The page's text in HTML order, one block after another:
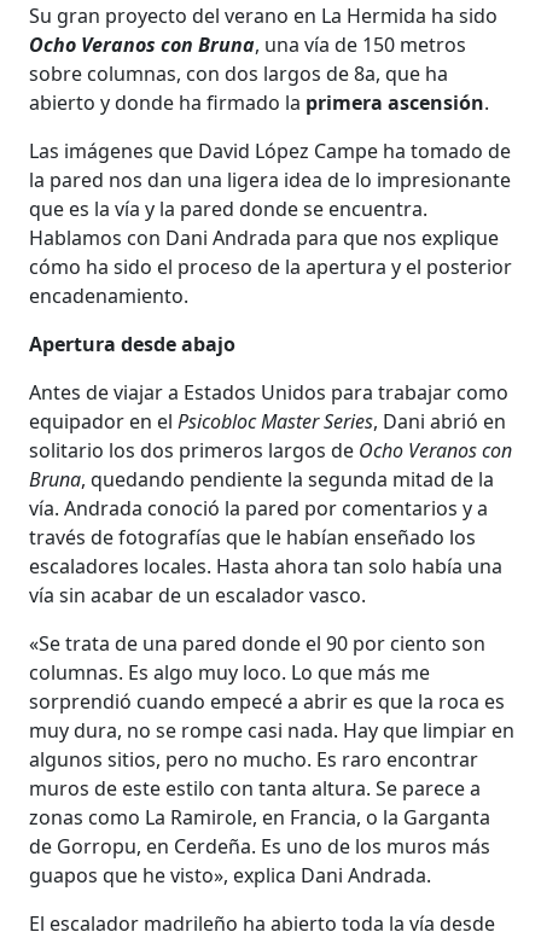
Su gran proyecto del verano en La Hermida ha sido
Ocho Veranos con Bruna, una vía de 150 metros
sobre columnas, con dos largos de 8a, que ha
abierto y donde ha firmado la primera ascensión.
Las imágenes que David López Campe ha tomado de
la pared nos dan una ligera idea de lo impresionante
que es la vía y la pared donde se encuentra.
Hablamos con Dani Andrada para que nos explique
cómo ha sido el proceso de la apertura y el posterior
encadenamiento.
Apertura desde abajo
Antes de viajar a Estados Unidos para trabajar como
equipador en el Psicobloc Master Series, Dani abrió en
solitario los dos primeros largos de Ocho Veranos con
Bruna, quedando pendiente la segunda mitad de la
vía. Andrada conoció la pared por comentarios y a
través de fotografías que le habían enseñado los
escaladores locales. Hasta ahora tan solo había una
vía sin acabar de un escalador vasco.
«Se trata de una pared donde el 90 por ciento son
columnas. Es algo muy loco. Lo que más me
sorprendió cuando empecé a abrir es que la roca es
muy dura, no se rompe casi nada. Hay que limpiar en
algunos sitios, pero no mucho. Es raro encontrar
muros de este estilo con tanta altura. Se parece a
zonas como La Ramirole, en Francia, o la Garganta
de Gorropu, en Cerdeña. Es uno de los muros más
guapos que he visto», explica Dani Andrada.
El escalador madrileño ha abierto toda la vía desde